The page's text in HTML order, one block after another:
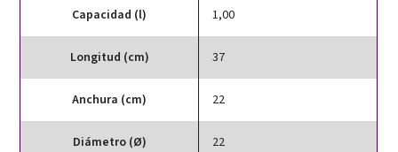
Capacidad (l) 1,00
Longitud (cm) 37
Anchura (cm) 22
Diámetro (Ø) 22